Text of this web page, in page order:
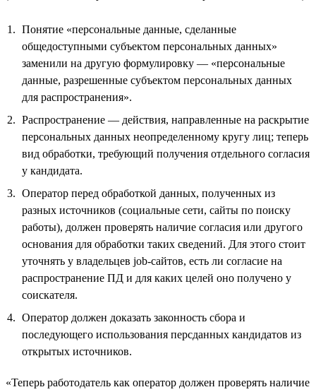
Понятие «персональные данные, сделанные
общедоступными субъектом персональных данных»
заменили на другую формулировку — «персональные
данные, разрешенные субъектом персональных данных
для распространения».
Распространение — действия, направленные на раскрытие
персональных данных неопределенному кругу лиц; теперь
вид обработки, требующий получения отдельного согласия
у кандидата.
Оператор перед обработкой данных, полученных из
разных источников (социальные сети, сайты по поиску
работы), должен проверять наличие согласия или другого
основания для обработки таких сведений. Для этого стоит
уточнять у владельцев job-сайтов, есть ли согласие на
распространение ПД и для каких целей оно получено у
соискателя.
Оператор должен доказать законность сбора и
последующего использования персданных кандидатов из
открытых источников.
«Теперь работодатель как оператор должен проверять наличие